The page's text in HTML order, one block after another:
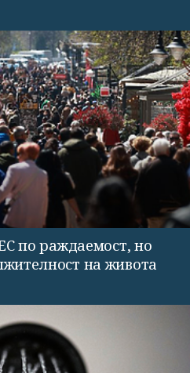
по раждаемост, но
на живота